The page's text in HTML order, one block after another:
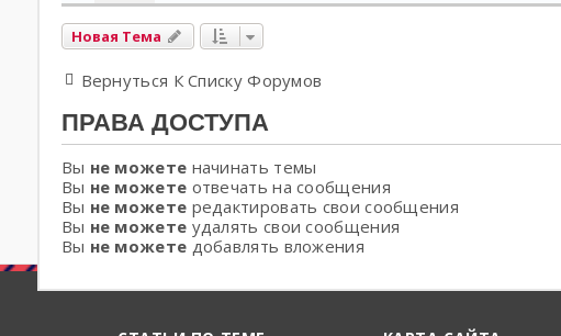
Новая Тема
Вернуться К Списку Форумов
ПРАВА ДОСТУПА
Вы не можете начинать темы
Вы не можете отвечать на сообщения
Вы не можете редактировать свои сообщения
Вы не можете удалять свои сообщения
Вы не можете добавлять вложения